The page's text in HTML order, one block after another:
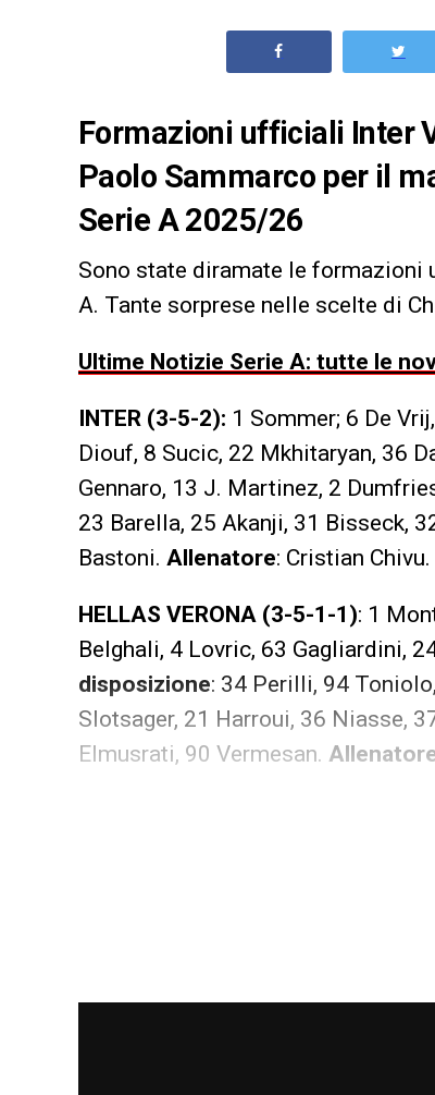
Formazioni ufficiali Inter
Paolo Sammarco per il
Serie A 2025/26
Sono state diramate le formazioni
A. Tante sorprese nelle scelte di
Ultime Notizie Serie A: tutte le
INTER (3-5-2): 1 Sommer; 6 De
Diouf, 8 Sucic, 22 Mkhitaryan, 36
Gennaro, 13 J. Martinez, 2
23 Barella, 25 Akanji, 31 Bisseck,
Bastoni. Allenatore: Cristian Chivu.
HELLAS VERONA (3-5-1-1): 1
Belghali, 4 Lovric, 63 Gagliardini,
disposizione: 34 Perilli, 94
Slotsager, 21 Harroui, 36 Niasse,
Elmusrati, 90 Vermesan.
LA PLAYLIST DELLE NOSTRE TOP